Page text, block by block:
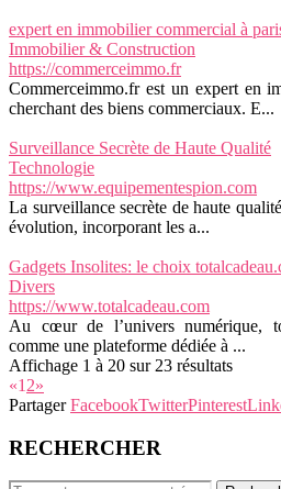
expert en immobilier commercial à
Immobilier & Construction
https://commerceimmo.fr
Commerceimmo.fr est un expert en
cherchant des biens commerciaux. E...
Surveillance Secrète de Haute Qualité
Technologie
https://www.equipementespion.com
La surveillance secrète de haute
évolution, incorporant les a...
Gadgets Insolites: le choix
Divers
https://www.totalcadeau.com
Au cœur de l’univers numérique,
comme une plateforme dédiée à ...
Affichage 1 à 20 sur 23 résultats
«1 2»
Partager FacebookTwitterPinterest
RECHERCHER